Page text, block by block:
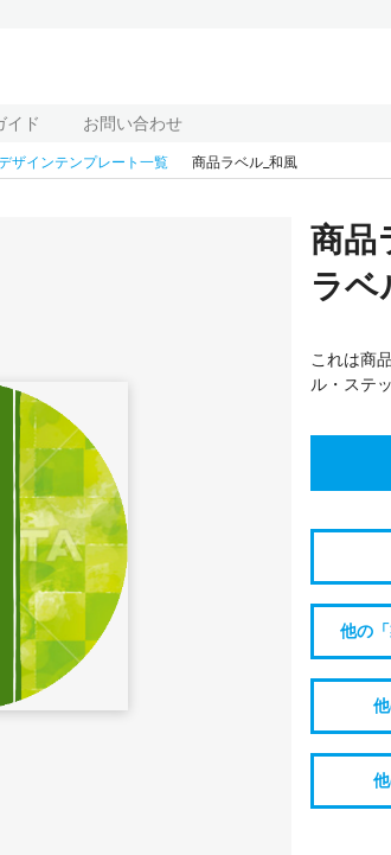
イド お問い合わせ
ザインテンプレート一覧 商品ラベル_和風
商品
ラベ
これは商
ル・ステ
他の